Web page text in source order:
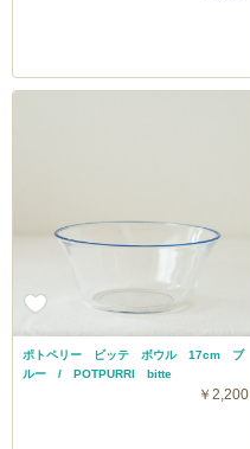
ポトペリー ビッテ ボウル 17cm ブ
ルー / POTPURRI bitte
￥2,200